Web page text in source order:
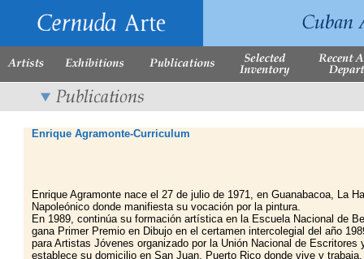
Enrique Agramonte-Curriculum
Enrique Agramonte nace el 27 de julio de 1971, en Guanabacoa, La
Napoleónico donde manifiesta su vocación por la pintura.
En 1989, continúa su formación artística en la Escuela Nacional de
gana Primer Premio en Dibujo en el certamen intercolegial del año
para Artistas Jóvenes organizado por la Unión Nacional de
establece su domicilio en San Juan, Puerto Rico donde vive y trabaja.